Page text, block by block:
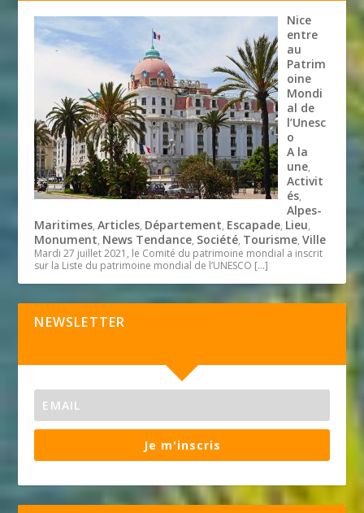
Nice
entre
au
Patrim
oine
Mondi
al de
l’Unesc
o
A la
une,
Activit
és,
Alpes-
Maritimes,Articles, Département, Escapade, Lieu,
Monument, News Tendance, Société, Tourisme,Ville
Mardi 27 juillet 2021, le Comité du patrimoine mondial a inscrit
sur la Liste du patrimoine mondial de l’UNESCO […]
NEWSLETTER
Je m'inscris